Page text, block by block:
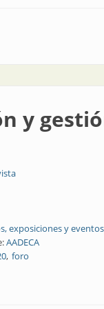
4.0 ¿llegó a la Argentina?
y
exposiciones y eventos
AADECA
foro